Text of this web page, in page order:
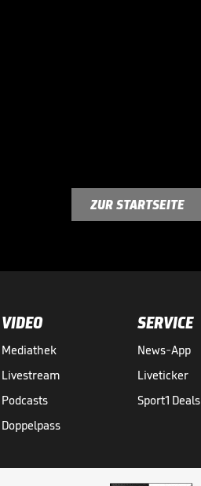
ZUR STARTSEITE
VIDEO
Mediathek
Livestream
Podcasts
Doppelpass
SERVICE
News-App
Liveticker
Sport1 Deals